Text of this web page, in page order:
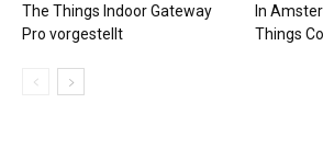
The Things Indoor Gateway
Pro vorgestellt
In
Things